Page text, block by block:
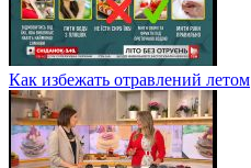
Как избежать отравлений летом